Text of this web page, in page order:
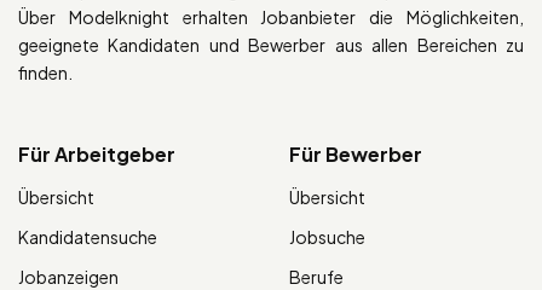
Über Modelknight erhalten Jobanbieter die Möglichkeiten,
geeignete Kandidaten und Bewerber aus allen Bereichen zu
finden.
Für Arbeitgeber
Übersicht
Kandidatensuche
Jobanzeigen
Für Bewerber
Übersicht
Jobsuche
Berufe